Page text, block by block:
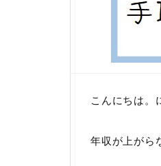
こんにちは。
年収が上がら